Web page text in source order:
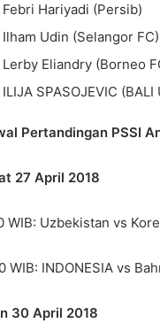
Febri Hariyadi (Persib)
Ilham Udin (Selangor FC)
Lerby Eliandry (Borneo
ILIJA SPASOJEVIC (BALI
Pertandingan PSSI
27 April 2018
WIB: Uzbekistan vs
WIB: INDONESIA vs
30 April 2018